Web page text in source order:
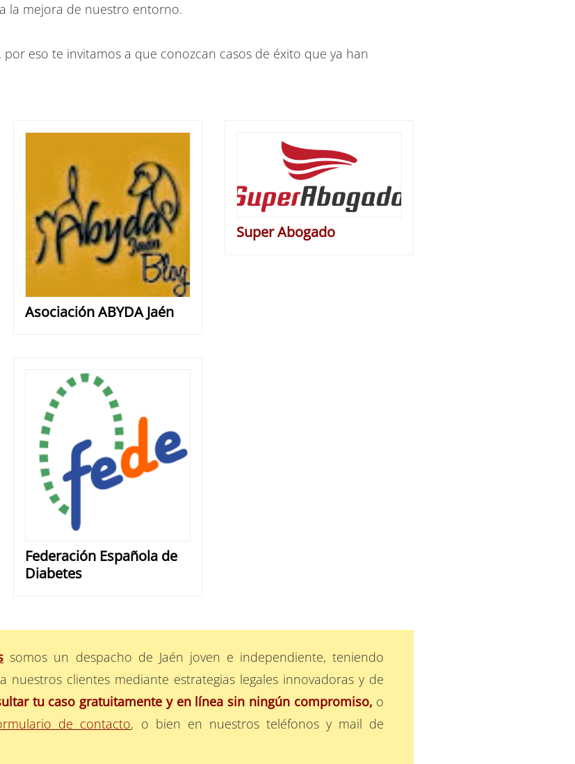
la mejora de nuestro entorno.
eso te invitamos a que conozcan casos de éxito que ya han
Asociación ABYDA Jaén
Super Abogado
Federación Española de
Diabetes
somos un despacho de Jaén joven e independiente, teniendo
clientes mediante estrategias legales innovadoras y de
tu caso gratuitamente y en línea sin ningún compromiso, o
de contacto, o bien en nuestros teléfonos y mail de